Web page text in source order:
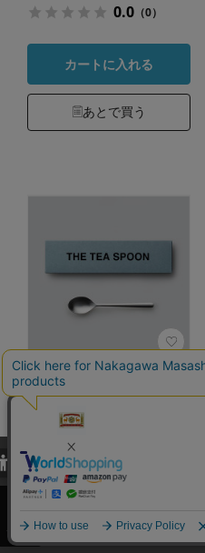
0.0（0）
カートに入れる
あとで買う
THE TEA SPOON
Gift box
カラー：201 MAT
3,410円（税込）
当サイトでは、当サイト内におけ
び利便性向上のためにクッキー（
関しては「プライバシーポリシー
承諾する